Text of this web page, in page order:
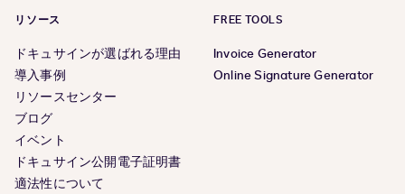
リソース
ドキュサインが選ばれる理由
導入事例
リソースセンター
ブログ
イベント
ドキュサイン公開電子証明書
適法性について
FREE TOOLS
Invoice Generator
Online Signature Generator